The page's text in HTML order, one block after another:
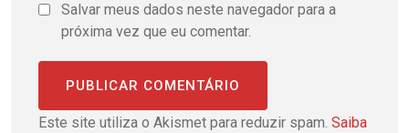
Salvar meus dados neste navegador para a
próxima vez que eu comentar.
Este site utiliza o Akismet para reduzir spam. Saiba